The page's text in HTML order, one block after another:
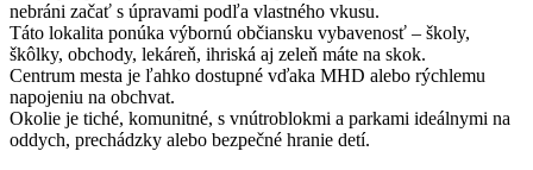
nebráni začať s úpravami podľa vlastného vkusu.
Táto lokalita ponúka výbornú občiansku vybavenosť – školy,
škôlky, obchody, lekáreň, ihriská aj zeleň máte na skok.
Centrum mesta je ľahko dostupné vďaka MHD alebo rýchlemu
napojeniu na obchvat.
Okolie je tiché, komunitné, s vnútroblokmi a parkami ideálnymi na
oddych, prechádzky alebo bezpečné hranie detí.